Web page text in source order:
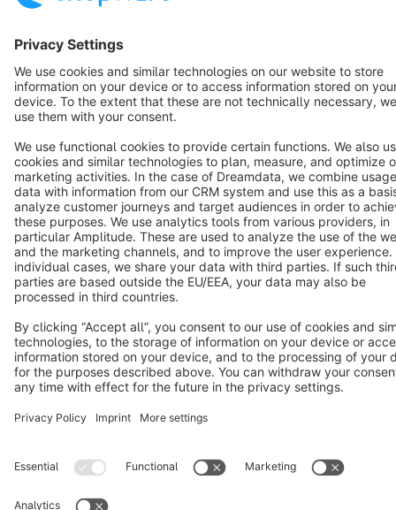
Cookie settings
Copyright © shopware AG - All rights reserved
Notice: * All prices are quoted net of the statutory value-added tax